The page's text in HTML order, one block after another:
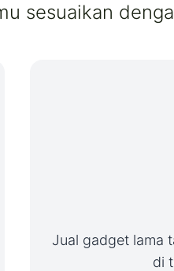
sesuaikan
Jual gadget lama
di